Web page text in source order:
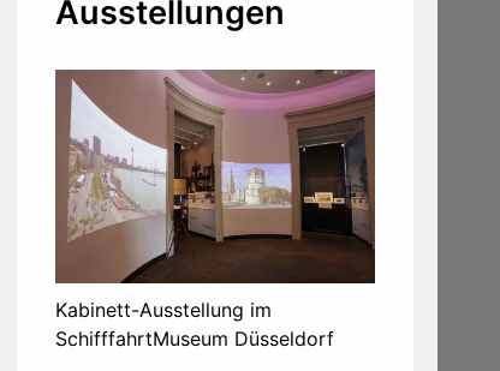
Ausstellungen
Kabinett-Ausstellung im
SchifffahrtMuseum Düsseldorf